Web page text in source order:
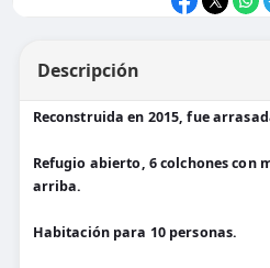
Descripción
Reconstruida en 2015, fue
Refugio abierto, 6 colchones con
arriba.
Habitación para 10 personas.